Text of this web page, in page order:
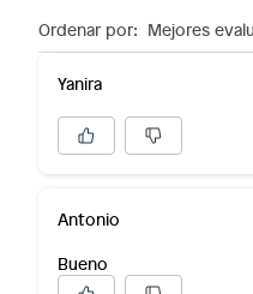
Ordenar por: Mejores
Yanira
Antonio
Bueno